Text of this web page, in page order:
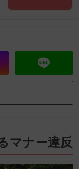
マナー違反